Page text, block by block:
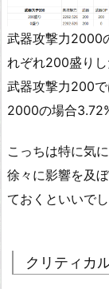
武器攻撃力2000
れぞれ200盛り
武器攻撃力200
2000の場合
こっちは特に気
徐々に影響を及
ておくといいで
クリティカ